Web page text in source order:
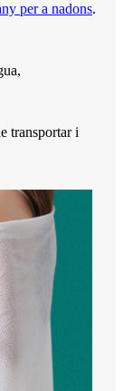
per a nadons.
transportar i